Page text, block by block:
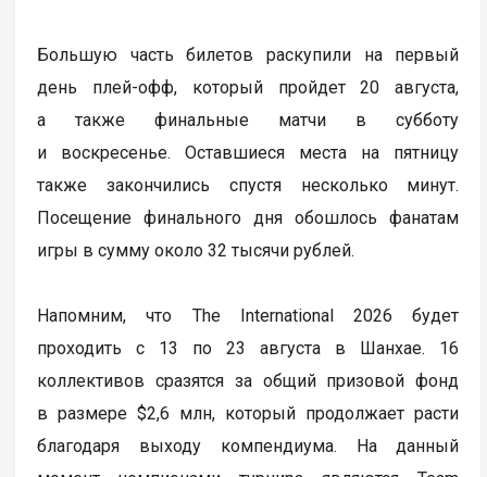
Большую часть билетов раскупили на первый
день плей-офф, который пройдет 20 августа,
а также финальные матчи в субботу
и воскресенье. Оставшиеся места на пятницу
также закончились спустя несколько минут.
Посещение финального дня обошлось фанатам
игры в сумму около 32 тысячи рублей.
Напомним, что The International 2026 будет
проходить с 13 по 23 августа в Шанхае. 16
коллективов сразятся за общий призовой фонд
в размере $2,6 млн, который продолжает расти
благодаря выходу компендиума. На данный